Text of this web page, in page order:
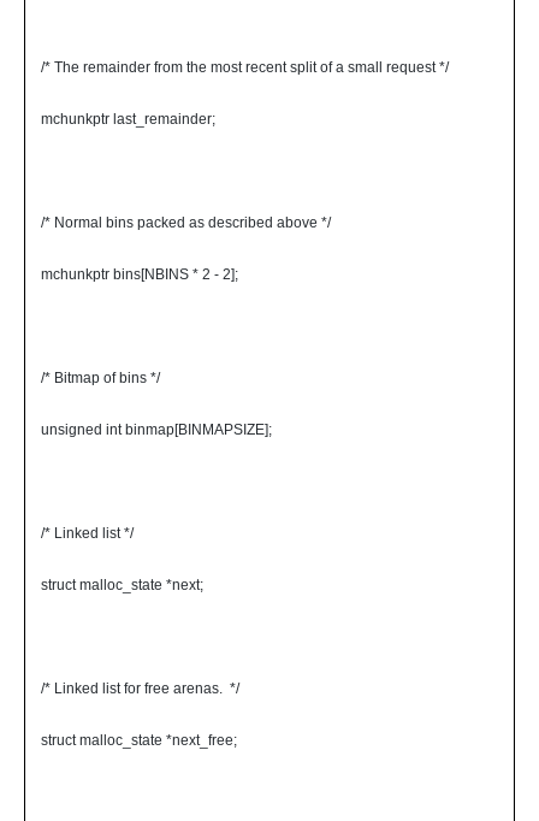
/* The remainder from the most recent split of a small request */
mchunkptr last_remainder;
/* Normal bins packed as described above */
mchunkptr bins[NBINS * 2 - 2];
/* Bitmap of bins */
unsigned int binmap[BINMAPSIZE];
/* Linked list */
struct malloc_state *next;
/* Linked list for free arenas. */
struct malloc_state *next_free;